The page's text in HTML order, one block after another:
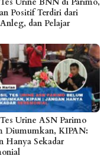
Urine BNN di Parimo,
Positif Terdiri dari
dan Pelajar
Urine ASN Parimo
Diumumkan, KIPAN:
Hanya Sekadar